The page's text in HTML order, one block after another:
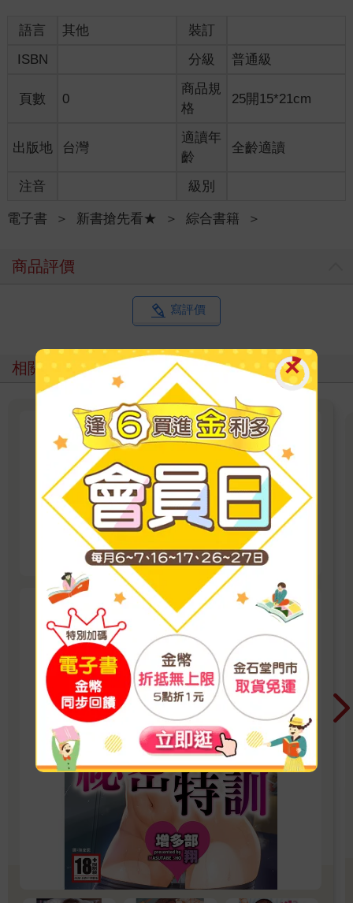
語言 其他
裝訂
ISBN
分級 普通級
頁數 0
商品規
格
25開15*21cm
出版地 台灣
適讀年
齡
全齡適讀
注音 級別
電子書 ＞ 新書搶先看★ ＞ 綜合書籍 ＞
商品評價
寫評價
相關主題
金石堂電子書｜紳士出版成人漫
畫
紳士出版電子書新上架！上百本精選成人漫畫任
君挑選，無論戀愛、幻想或禁忌題材，隨時開讀
無負擔。 立即登入金石堂電子書館，體驗專屬你
的紳士閱讀時光。
看更多